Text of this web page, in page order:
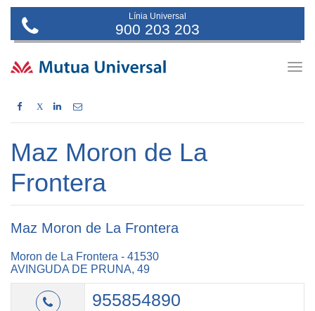
Línia Universal
900 203 203
X
Maz Moron de La
Frontera
Maz Moron de La Frontera
Moron de La Frontera - 41530
AVINGUDA DE PRUNA, 49
955854890